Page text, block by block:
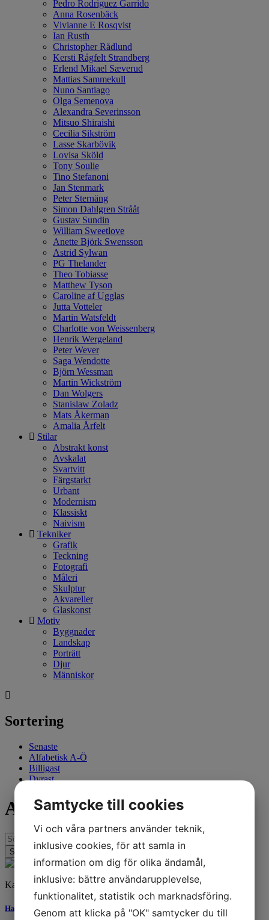
Pedro Rodriguez Garrido
Anna Rosenbäck
Vivianne E Rosqvist
Ian Rusth
Christopher Rådlund
Kersti Rågfelt Strandberg
Erlend Mikael Sæverud
Mattias Sammekull
Nuno Santiago
Olga Semenova
Alexandra Severinsson
Mitsuo Shiraishi
Cecilia Sikström
Lasse Skarbövik
Lovisa Sköld
Tony Soulie
Tino Stefanoni
Jan Stenmark
Peter Sternäng
Simon Dahlgren Strååt
Gustav Sundin
William Sweetlove
Anette Björk Swensson
Astrid Sylwan
PG Thelander
Theo Tobiasse
Matthew Tyson
Caroline af Ugglas
Jutta Votteler
Martin Watsfeldt
Charlotte von Weissenberg
Henrik Wergeland
Peter Wever
Saga Wendotte
Björn Wessman
Martin Wickström
Dan Wolgers
Stanislaw Zoladz
Mats Åkerman
Amalia Årfelt
Stilar
Abstrakt konst
Avskalat
Svartvitt
Färgstarkt
Urbant
Modernism
Klassiskt
Naivism
Tekniker
Grafik
Teckning
Fotografi
Måleri
Skulptur
Akvareller
Glaskonst
Motiv
Byggnader
Landskap
Porträtt
Djur
Människor
Sortering
Senaste
Alfabetisk A-Ö
Billigast
Dyrast
Alla produkter
Karl Mårtens
Havsörn
Samtycke till cookies
Vi och våra partners använder teknik,
inklusive cookies, för att samla in
information om dig för olika ändamål,
inklusive: bättre användarupplevelse,
funktionalitet, statistik och marknadsföring.
Genom att klicka på "OK" samtycker du till